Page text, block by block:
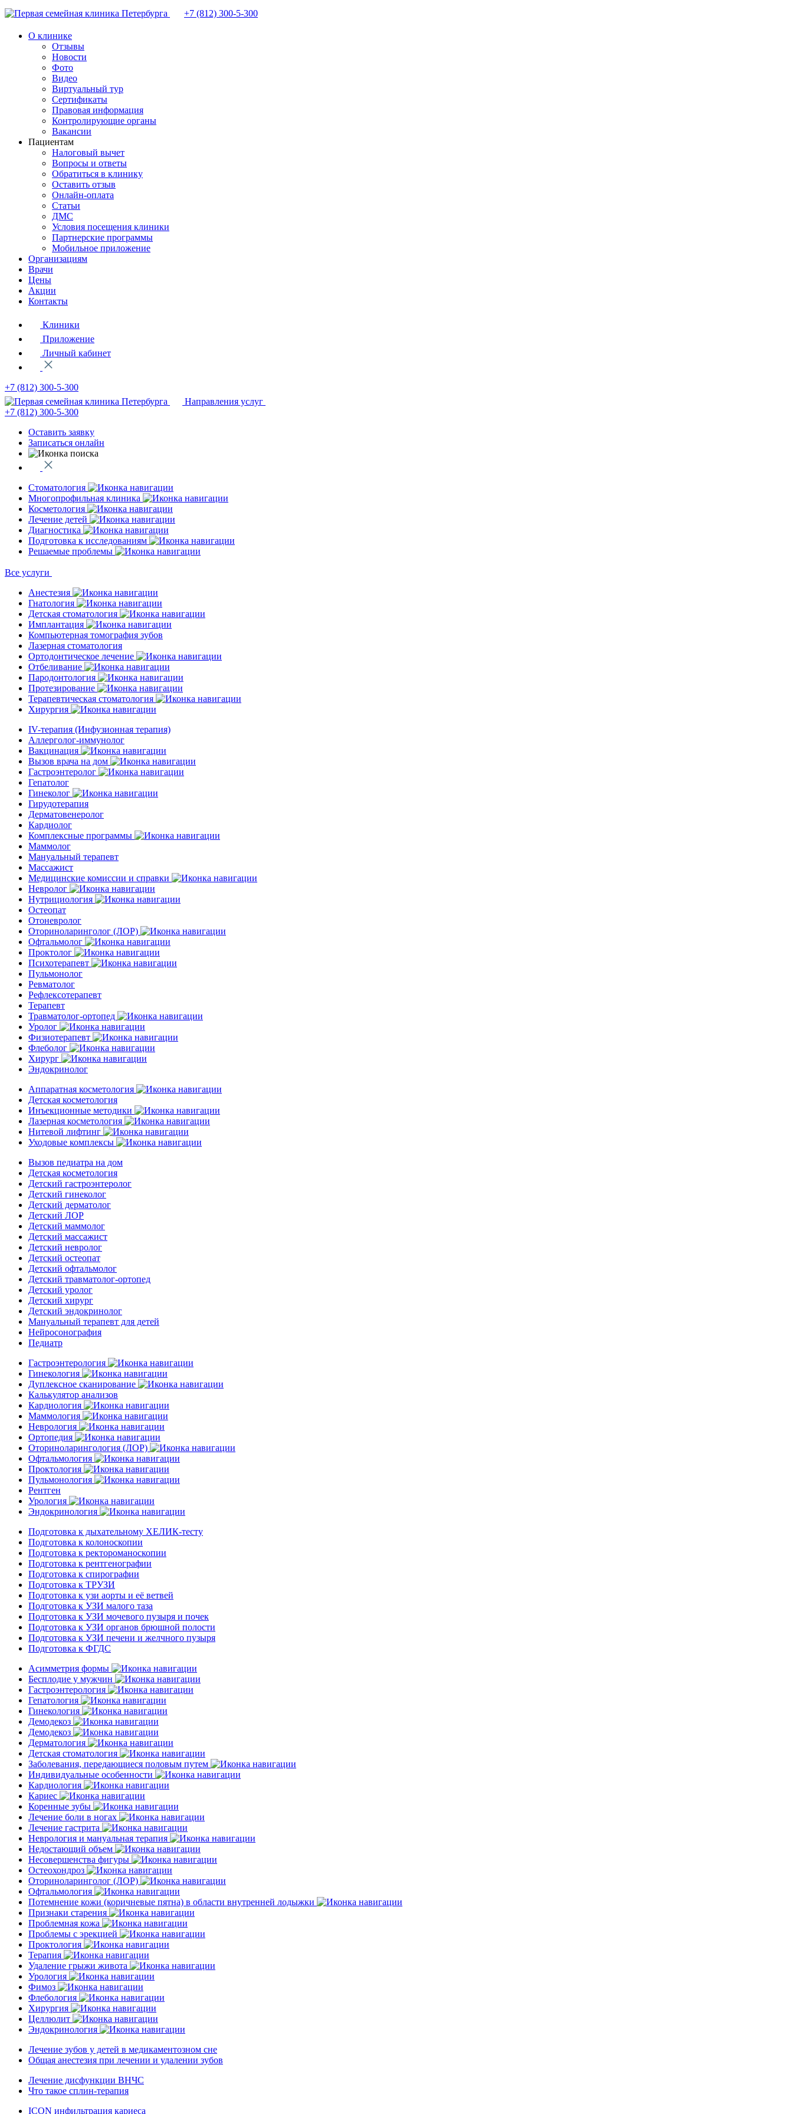
+7 (812) 300-5-300
О клинике
Отзывы
Новости
Фото
Видео
Виртуальный тур
Сертификаты
Правовая информация
Контролирующие органы
Вакансии
Пациентам
Налоговый вычет
Вопросы и ответы
Обратиться в клинику
Оставить отзыв
Онлайн-оплата
Статьи
ДМС
Условия посещения клиники
Партнерские программы
Мобильное приложение
Организациям
Врачи
Цены
Акции
Контакты
Клиники
Приложение
Личный кабинет
+7 (812) 300-5-300
Направления услуг
+7 (812) 300-5-300
Оставить заявку
Записаться онлайн
Стоматология
Многопрофильная клиника
Косметология
Лечение детей
Диагностика
Подготовка к исследованиям
Решаемые проблемы
Все услуги
Анестезия
Гнатология
Детская стоматология
Имплантация
Компьютерная томография зубов
Лазерная стоматология
Ортодонтическое лечение
Отбеливание
Пародонтология
Протезирование
Терапевтическая стоматология
Хирургия
IV-терапия (Инфузионная терапия)
Аллерголог-иммунолог
Вакцинация
Вызов врача на дом
Гастроэнтеролог
Гепатолог
Гинеколог
Гирудотерапия
Дерматовенеролог
Кардиолог
Комплексные программы
Маммолог
Мануальный терапевт
Массажист
Медицинские комиссии и справки
Невролог
Нутрициология
Остеопат
Отоневролог
Оториноларинголог (ЛОР)
Офтальмолог
Проктолог
Психотерапевт
Пульмонолог
Ревматолог
Рефлексотерапевт
Терапевт
Травматолог-ортопед
Уролог
Физиотерапевт
Флеболог
Хирург
Эндокринолог
Аппаратная косметология
Детская косметология
Инъекционные методики
Лазерная косметология
Нитевой лифтинг
Уходовые комплексы
Вызов педиатра на дом
Детская косметология
Детский гастроэнтеролог
Детский гинеколог
Детский дерматолог
Детский ЛОР
Детский маммолог
Детский массажист
Детский невролог
Детский остеопат
Детский офтальмолог
Детский травматолог-ортопед
Детский уролог
Детский хирург
Детский эндокринолог
Мануальный терапевт для детей
Нейросонография
Педиатр
Гастроэнтерология
Гинекология
Дуплексное сканирование
Калькулятор анализов
Кардиология
Маммология
Неврология
Ортопедия
Оториноларингология (ЛОР)
Офтальмология
Проктология
Пульмонология
Рентген
Урология
Эндокринология
Подготовка к дыхательному ХЕЛИК-тесту
Подготовка к колоноскопии
Подготовка к ректороманоскопии
Подготовка к рентгенографии
Подготовка к спирографии
Подготовка к ТРУЗИ
Подготовка к узи аорты и её ветвей
Подготовка к УЗИ малого таза
Подготовка к УЗИ мочевого пузыря и почек
Подготовка к УЗИ органов брюшной полости
Подготовка к УЗИ печени и желчного пузыря
Подготовка к ФГДС
Асимметрия формы
Бесплодие у мужчин
Гастроэнтерология
Гепатология
Гинекология
Демодекоз
Демодекоз
Дерматология
Детская стоматология
Заболевания, передающиеся половым путем
Индивидуальные особенности
Кардиология
Кариес
Коренные зубы
Лечение боли в ногах
Лечение гастрита
Неврология и мануальная терапия
Недостающий объем
Несовершенства фигуры
Остеохондроз
Оториноларинголог (ЛОР)
Офтальмология
Потемнение кожи (коричневые пятна) в области внутренней лодыжки
Признаки старения
Проблемная кожа
Проблемы с эрекцией
Проктология
Терапия
Удаление грыжи живота
Урология
Фимоз
Флебология
Хирургия
Целлюлит
Эндокринология
Лечение зубов у детей в медикаментозном сне
Общая анестезия при лечении и удалении зубов
Лечение дисфункции ВНЧС
Что такое сплин-терапия
ICON инфильтрация кариеса